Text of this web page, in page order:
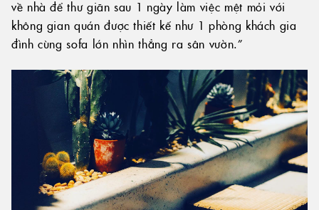
về nhà để thư giãn sau 1 ngày làm việc mệt mỏi với
không gian quán được thiết kế như 1 phòng khách gia
đình cùng sofa lớn nhìn thẳng ra sân vườn.”